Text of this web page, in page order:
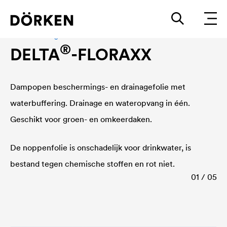
DELTA®-FLORAXX
Dampopen beschermings- en drainagefolie met
waterbuffering. Drainage en wateropvang in één.
Geschikt voor groen- en omkeerdaken.
De noppenfolie is onschadelijk voor drinkwater, is
bestand tegen chemische stoffen en rot niet.
01 / 05